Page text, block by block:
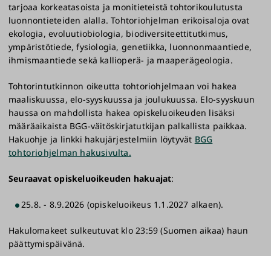
tarjoaa korkeatasoista ja monitieteistä tohtorikoulutusta
luonnontieteiden alalla. Tohtoriohjelman erikoisaloja ovat
ekologia, evoluutiobiologia, biodiversiteettitutkimus,
ympäristötiede, fysiologia, genetiikka, luonnonmaantiede,
ihmismaantiede sekä kallioperä- ja maaperägeologia.
Tohtorintutkinnon oikeutta tohtoriohjelmaan voi hakea
maaliskuussa, elo-syyskuussa ja joulukuussa. Elo-syyskuun
haussa on mahdollista hakea opiskeluoikeuden lisäksi
määräaikaista BGG-väitöskirjatutkijan palkallista paikkaa.
Hakuohje ja linkki hakujärjestelmiin löytyvät BGG
tohtoriohjelman hakusivulta.
Seuraavat opiskeluoikeuden hakuajat:
25.8. - 8.9.2026 (opiskeluoikeus 1.1.2027 alkaen).
Hakulomakeet sulkeutuvat klo 23:59 (Suomen aikaa) haun
päättymispäivänä.